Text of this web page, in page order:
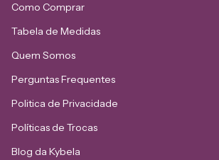
Como Comprar
Tabela de Medidas
Quem Somos
Perguntas Frequentes
Politica de Privacidade
Políticas de Trocas
Blog da Kybela